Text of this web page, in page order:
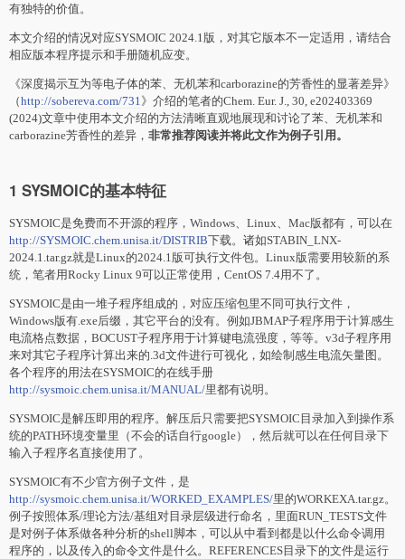
有独特的价值。
本文介绍的情况对应SYSMOIC 2024.1版，对其它版本不一定适用，请结合
相应版本程序提示和手册随机应变。
《深度揭示互为等电子体的苯、无机苯和carborazine的芳香性的显著差异》
（http://sobereva.com/731 》介绍的笔者的Chem. Eur. J., 30, e202403369
(2024)文章中使用本文介绍的方法清晰直观地展现和讨论了苯、无机苯和
carborazine芳香性的差异， 非常推荐阅读并将此文作为例子引用。
1 SYSMOIC的基本特征
SYSMOIC是免费而不开源的程序，Windows、Linux、Mac版都有，可以在
http://SYSMOIC.chem.unisa.it/DISTRIB下载。诸如STABIN_LNX-
2024.1.tar.gz就是Linux的2024.1版可执行文件包。Linux版需要用较新的系
统，笔者用Rocky Linux 9可以正常使用，CentOS 7.4用不了。
SYSMOIC是由一堆子程序组成的，对应压缩包里不同可执行文件，
Windows版有.exe后缀，其它平台的没有。例如JBMAP子程序用于计算感生
电流格点数据，BOCUST子程序用于计算键电流强度，等等。v3d子程序用
来对其它子程序计算出来的.3d文件进行可视化，如绘制感生电流矢量图。
各个程序的用法在SYSMOIC的在线手册
http://sysmoic.chem.unisa.it/MANUAL/里都有说明。
SYSMOIC是解压即用的程序。解压后只需要把SYSMOIC目录加入到操作系
统的PATH环境变量里（不会的话自行google），然后就可以在任何目录下
输入子程序名直接使用了。
SYSMOIC有不少官方例子文件，是
http://sysmoic.chem.unisa.it/WORKED_EXAMPLES/里的WORKEXA.tar.gz。
例子按照体系/理论方法/基组对目录层级进行命名，里面RUN_TESTS文件
是对例子体系做各种分析的shell脚本，可以从中看到都是以什么命令调用
程序的，以及传入的命令文件是什么。REFERENCES目录下的文件是运行